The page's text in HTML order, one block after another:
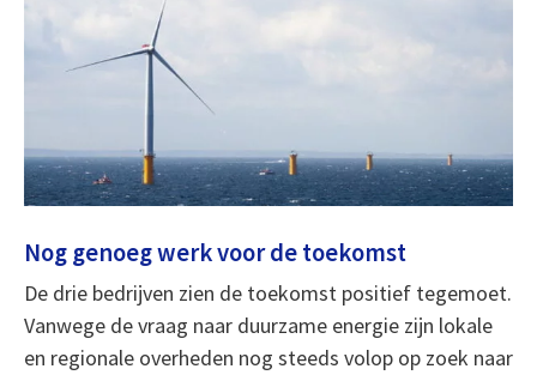
Nog genoeg werk voor de toekomst
De drie bedrijven zien de toekomst positief tegemoet.
Vanwege de vraag naar duurzame energie zijn lokale
en regionale overheden nog steeds volop op zoek naar